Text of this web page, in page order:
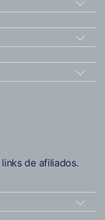
de afiliados.